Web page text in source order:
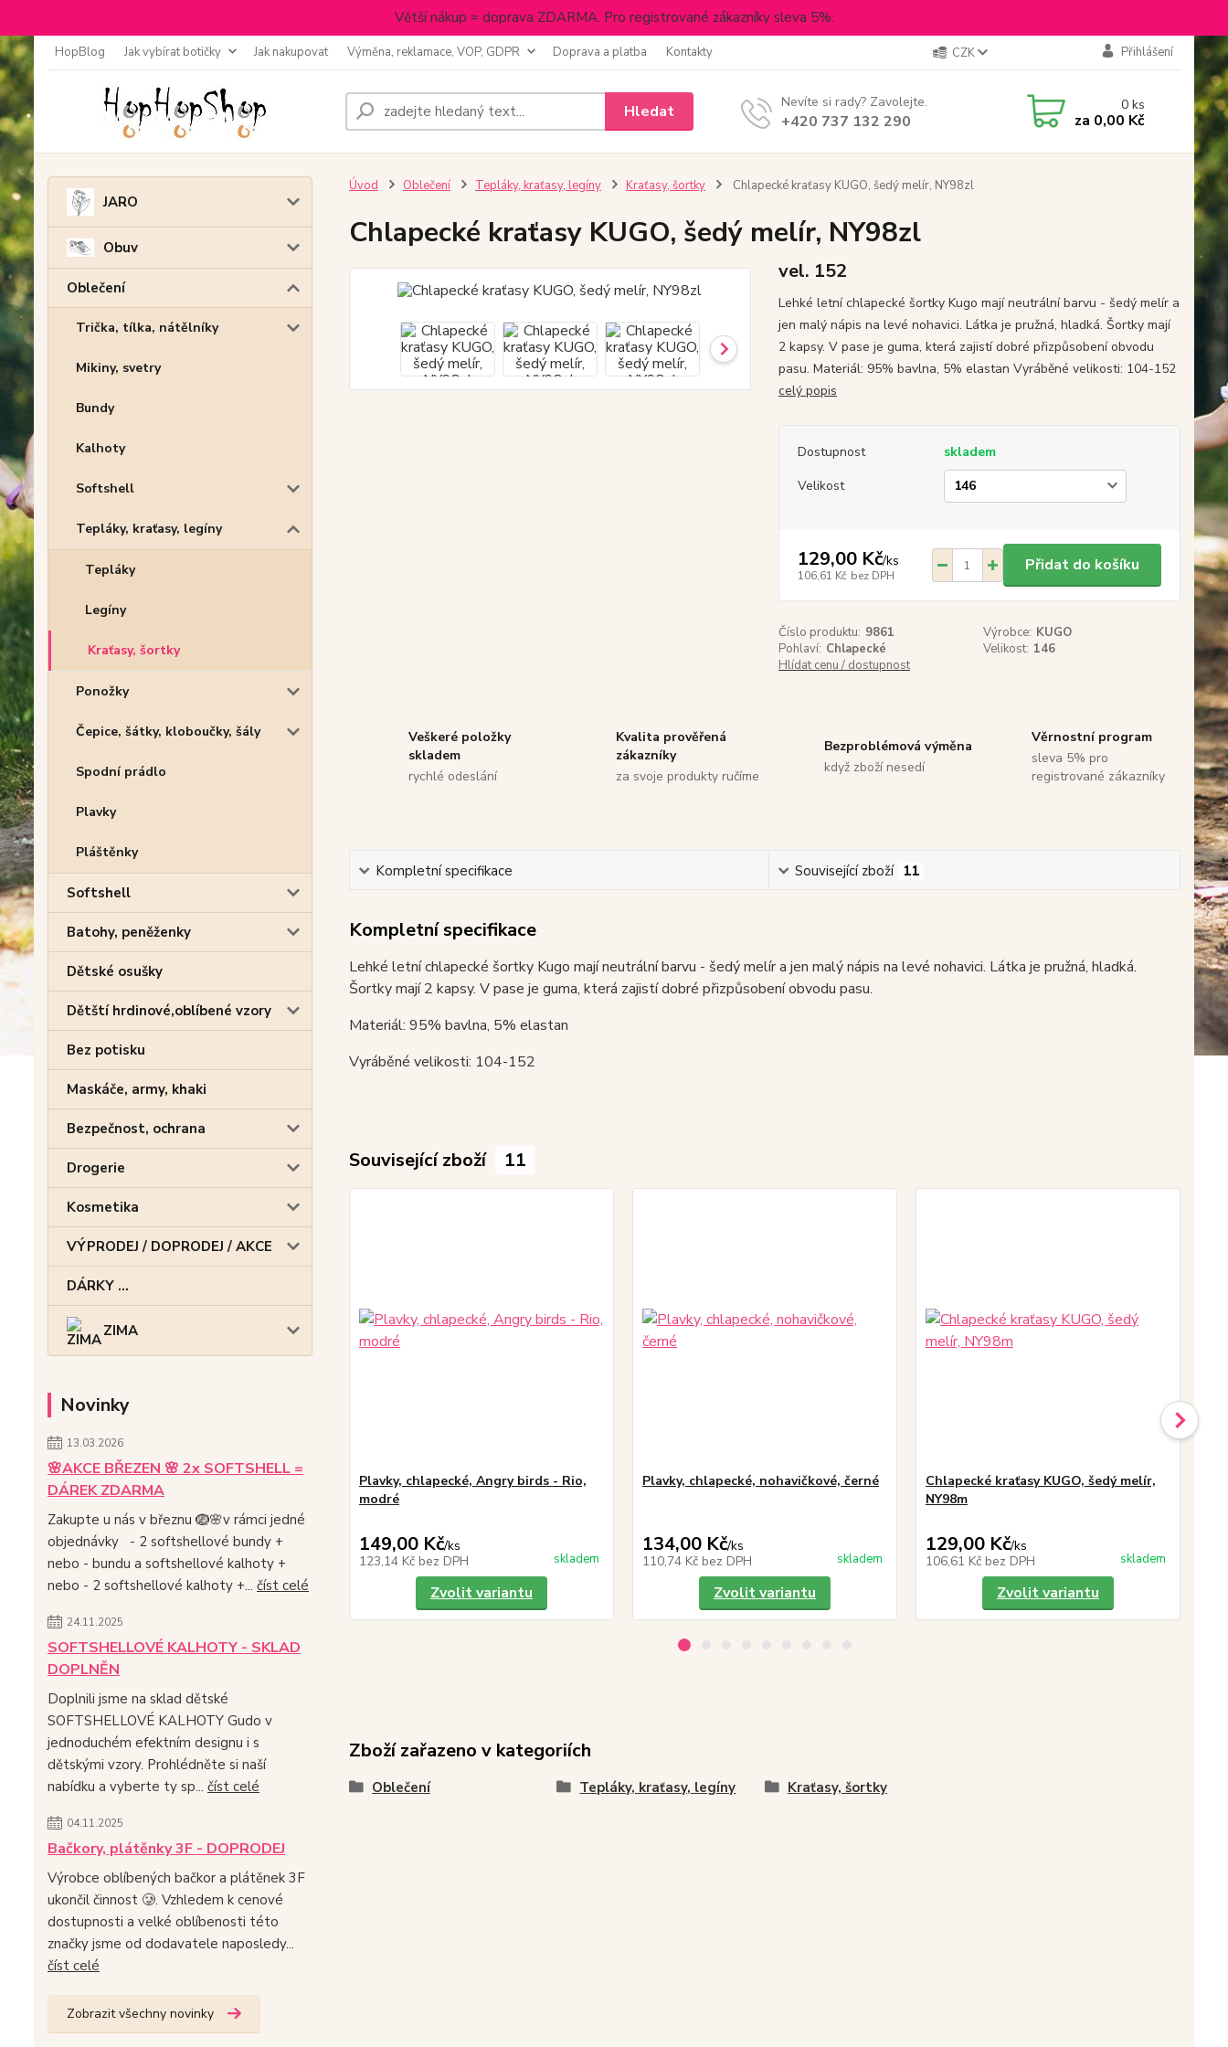
Větší nákup = doprava ZDARMA. Pro registrované zákazníky sleva 5%.
HopBlog Jak vybírat botičky Jak nakupovat Výměna, reklamace, VOP, GDPR Doprava a platba Kontakty CZK Přihlášení
Hledat Nevíte si rady? Zavolejte.
+420 737 132 290
0ks
za 0,00 Kč
JARO
Obuv
Oblečení
Trička, tílka, nátělníky
Mikiny, svetry
Bundy
Kalhoty
Softshell
Tepláky, kraťasy, legíny
Tepláky
Legíny
Kraťasy, šortky
Ponožky
Čepice, šátky, kloboučky, šály
Spodní prádlo
Plavky
Pláštěnky
Softshell
Batohy, peněženky
Dětské osušky
Dětští hrdinové,oblíbené vzory
Bez potisku
Maskáče, army, khaki
Bezpečnost, ochrana
Drogerie
Kosmetika
VÝPRODEJ / DOPRODEJ / AKCE
DÁRKY ...
ZIMA
Novinky
13.03.2026
🌸AKCE BŘEZEN 🌸 2x SOFTSHELL =
DÁREK ZDARMA
Zakupte u nás v březnu 🪺🌸v rámci jedné
objednávky - 2 softshellové bundy +
nebo - bundu a softshellové kalhoty +
nebo - 2 softshellové kalhoty +... číst celé
24.11.2025
SOFTSHELLOVÉ KALHOTY - SKLAD
DOPLNĚN
Doplnili jsme na sklad dětské
SOFTSHELLOVÉ KALHOTY Gudo v
jednoduchém efektním designu i s
dětskými vzory. Prohlédněte si naší
nabídku a vyberte ty sp... číst celé
04.11.2025
Bačkory, plátěnky 3F - DOPRODEJ
Výrobce oblíbených bačkor a plátěnek 3F
ukončil činnost 🥲. Vzhledem k cenové
dostupnosti a velké oblíbenosti této
značky jsme od dodavatele naposledy...
číst celé
Zobrazit všechny novinky
Úvod Oblečení Tepláky, kraťasy, legíny Kraťasy, šortky Chlapecké kraťasy KUGO, šedý melír, NY98zl
Chlapecké kraťasy KUGO, šedý melír, NY98zl
vel. 152
Lehké letní chlapecké šortky Kugo mají neutrální barvu - šedý melír a
jen malý nápis na levé nohavici. Látka je pružná, hladká. Šortky mají
2 kapsy. V pase je guma, která zajistí dobré přizpůsobení obvodu
pasu. Materiál: 95% bavlna, 5% elastan Vyráběné velikosti: 104-152
celý popis
Dostupnost
skladem
Velikost
129,00 Kč/ks
106,61 Kč bez DPH
Přidat do košíku
Číslo produktu: 9861 Výrobce: KUGO
Pohlaví: Chlapecké Velikost: 146
Hlídat cenu / dostupnost
Veškeré položky
skladem
rychlé odeslání
Kvalita prověřená
zákazníky
za svoje produkty ručíme
Bezproblémová výměna
když zboží nesedí
Věrnostní program
sleva 5% pro
registrované zákazníky
Kompletní specifikace Související zboží 11
Kompletní specifikace
Lehké letní chlapecké šortky Kugo mají neutrální barvu - šedý melír a jen malý nápis na levé nohavici. Látka je pružná, hladká.
Šortky mají 2 kapsy. V pase je guma, která zajistí dobré přizpůsobení obvodu pasu.
Materiál: 95% bavlna, 5% elastan
Vyráběné velikosti: 104-152
Související zboží 11
Plavky, chlapecké, Angry birds - Rio,
modré
149,00 Kč/ks
123,14 Kč bez DPH skladem
Zvolit variantu
Plavky, chlapecké, nohavičkové, černé
134,00 Kč/ks
110,74 Kč bez DPH skladem
Zvolit variantu
Chlapecké kraťasy KUGO, šedý melír,
NY98m
129,00 Kč/ks
106,61 Kč bez DPH skladem
Zvolit variantu
Zboží zařazeno v kategoriích
Oblečení Tepláky, kraťasy, legíny Kraťasy, šortky